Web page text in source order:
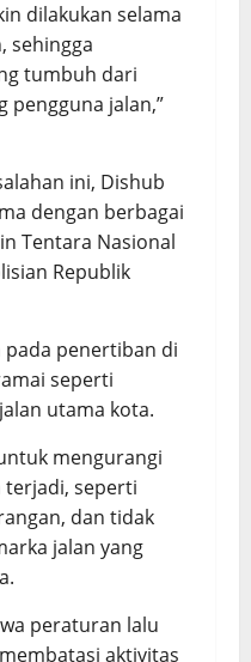
dilakukan selama
sehingga
tumbuh dari
pengguna jalan,”
ini, Dishub
dengan berbagai
Tentara Nasional
Republik
penertiban di
seperti
utama kota.
mengurangi
terjadi, seperti
dan tidak
jalan yang
peraturan lalu
aktivitas